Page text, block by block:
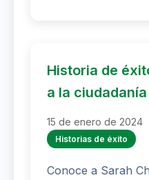
Historia de
a la
15 de enero de 2024
Historias de éxito
Conoce a Sarah